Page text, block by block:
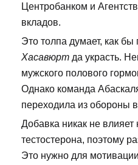
Центробанком и
вкладов.
Это толпа думает, как бы
Хасавюрт да украсть.
мужского полового
Однако команда
переходила из обороны в
Добавка никак не
тестостерона, поэтому
Это нужно для